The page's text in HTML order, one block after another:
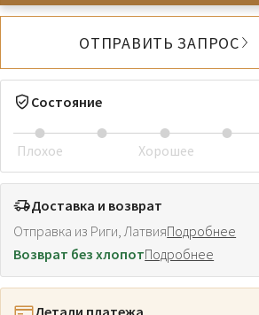
ОТПРАВИТЬ ЗАПРОС
Состояние
Плохое Хорошее
Доставка и возврат
Отправка из Риги, ЛатвияПодробнее
Возврат без хлопотПодробнее
Детали платежа